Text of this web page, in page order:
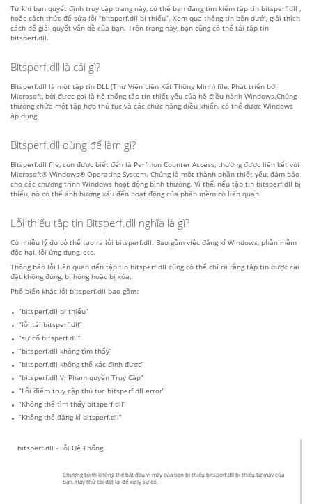
Từ khi bạn quyết định truy cập trang này, có thể bạn đang tìm kiếm tập tin bitsperf.dll ,
hoặc cách thức để sửa lỗi “bitsperf.dll bị thiếu”. Xem qua thông tin bên dưới, giải thích
cách để giải quyết vấn đề của bạn. Trên trang này, bạn cũng có thể tải tập tin
bitsperf.dll.
Bitsperf.dll là cái gì?
Bitsperf.dll là một tập tin DLL (Thư Viện Liên Kết Thông Minh) file, Phát triển bởi
Microsoft, bởi được gọi là hệ thống tập tin thiết yếu của hệ điều hành Windows.Chúng
thường chứa một tập hợp thủ tục và các chức năng điều khiển, có thể được Windows
áp dụng.
Bitsperf.dll dùng để làm gì?
Bitsperf.dll file, còn được biết đến là Perfmon Counter Access, thường được liên kết với
Microsoft® Windows® Operating System. Chúng là một thành phần thiết yếu, đảm bảo
cho các chương trình Windows hoạt động bình thường. Vì thế, nếu tập tin bitsperf.dll bị
thiếu, nó có thể ảnh hưởng xấu đến hoạt động của phần mềm có liên quan.
Lỗi thiếu tập tin Bitsperf.dll nghĩa là gì?
Có nhiều lý do có thể tạo ra lỗi bitsperf.dll. Bao gồm việc đăng kí Windows, phần mềm
độc hại, lỗi ứng dụng, etc.
Thông báo lỗi liên quan đến tập tin bitsperf.dll cũng có thể chỉ ra rằng tập tin được cài
đặt không đúng, bị hỏng hoặc bị xóa.
Phổ biến khác lỗi bitsperf.dll bao gồm:
“bitsperf.dll bị thiếu”
“lỗi tải bitsperf.dll”
“sự cố bitsperf.dll”
“bitsperf.dll không tìm thấy”
“bitsperf.dll không thể xác định được”
“bitsperf.dll Vi Phạm quyền Truy Cập”
“Lỗi điểm truy cập thủ tục bitsperf.dll error”
“Không thể tìm thấy bitsperf.dll”
“Không thể đăng kí bitsperf.dll”
bitsperf.dll - Lỗi Hệ Thống
Chương trình không thể bắt đầu vì máy của bạn bị thiếu bitsperf.dll bị thiếu từ máy của
bạn. Hãy thử cài đặt lại để xử lý sự cố.